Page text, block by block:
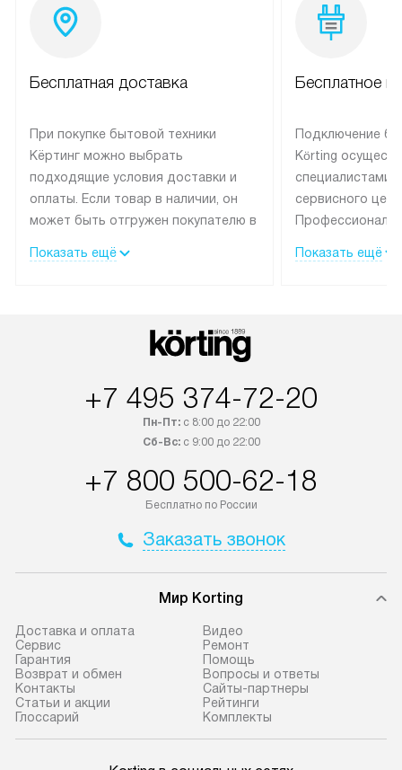
Бесплатная доставка
При покупке бытовой техники
Кёртинг можно выбрать
подходящие условия доставки и
оплаты. Если товар в наличии, он
может быть отгружен покупателю в
оплачивается дополнительно.
Показать ещё
Бесплатное
Подключение
Körting
специалистами
сервисного
эксплуатации
Показать ещё
+7 495 374-72-20
Пн-Пт:с 8:00 до 22:00
Сб-Вс:с 9:00 до 22:00
+7 800 500-62-18
Бесплатно по России
Заказать звонок
Мир Korting
Доставка и оплата
Сервис
Гарантия
Возврат и обмен
Контакты
Статьи и акции
Глоссарий
Видео
Ремонт
Помощь
Вопросы и ответы
Сайты-партнеры
Рейтинги
Комплекты